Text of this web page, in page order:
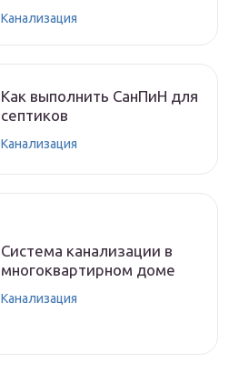
Канализация
Как выполнить СанПиН для
септиков
Канализация
Система канализации в
многоквартирном доме
Канализация